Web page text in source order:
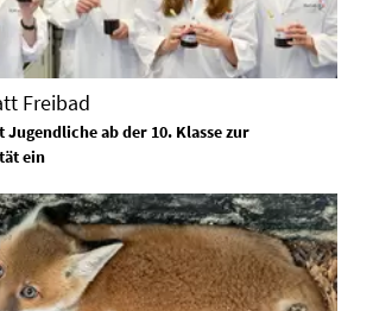
Freibad
Jugendliche ab der 10. Klasse zur
ein